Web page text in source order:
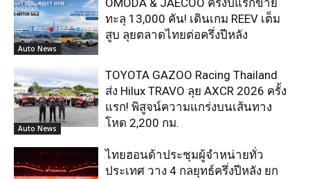
Auto News
OMODA & JAECOO ครึ่งปีแรกขาย
ทะลุ 13,000 คัน! เดินเกม REEV เต็ม
สูบ ลุยตลาดไทยต่อครึ่งปีหลัง
Auto News
TOYOTA GAZOO Racing Thailand
ส่ง Hilux TRAVO ลุย AXCR 2026 ครั้ง
แรก! พิสูจน์ความแกร่งบนเส้นทาง
โหด 2,200 กม.
ไทยฮอนด้าประชุมผู้จำหน่ายทั่ว
ประเทศ วาง 4 กลยุทธ์ครึ่งปีหลัง ยก